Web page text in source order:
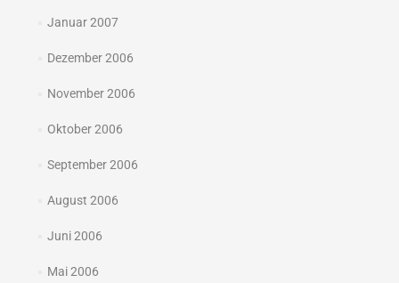
Januar 2007
Dezember 2006
November 2006
Oktober 2006
September 2006
August 2006
Juni 2006
Mai 2006